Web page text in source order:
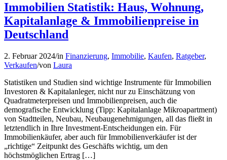
Immobilien Statistik: Haus, Wohnung,
Kapitalanlage & Immobilienpreise in
Deutschland
2. Februar 2024/in Finanzierung, Immobilie, Kaufen, Ratgeber,
Verkaufen/von Laura
Statistiken und Studien sind wichtige Instrumente für Immobilien
Investoren & Kapitalanleger, nicht nur zu Einschätzung von
Quadratmeterpreisen und Immobilienpreisen, auch die
demografische Entwicklung (Tipp: Kapitalanlage Mikroapartment)
von Stadtteilen, Neubau, Neubaugenehmigungen, all das fließt in
letztendlich in Ihre Investment-Entscheidungen ein. Für
Immobilienkäufer, aber auch für Immobilienverkäufer ist der
„richtige“ Zeitpunkt des Geschäfts wichtig, um den
höchstmöglichen Ertrag […]